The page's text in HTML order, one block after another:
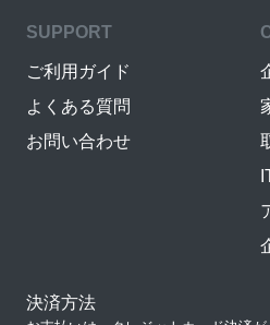
SUPPORT
ご利用ガイド
よくある質問
お問い合わせ
決済方法